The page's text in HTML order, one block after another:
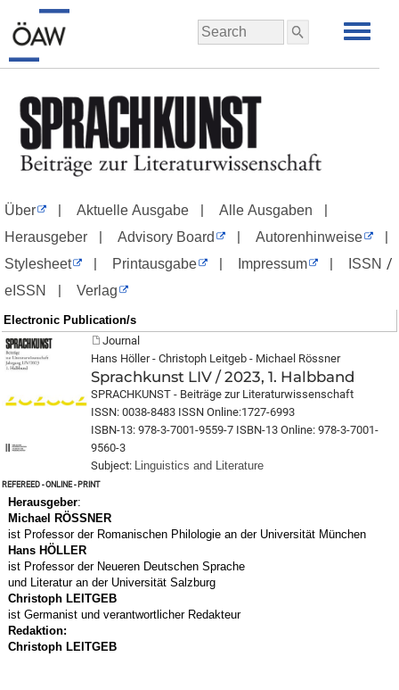
Über | Aktuelle Ausgabe | Alle Ausgaben |
Herausgeber | Advisory Board | Autorenhinweise |
Stylesheet | Printausgabe | Impressum | ISSN /
eISSN | Verlag
Electronic Publication/s
Journal
Hans Höller - Christoph Leitgeb - Michael Rössner
Sprachkunst LIV / 2023, 1. Halbband
SPRACHKUNST - Beiträge zur Literaturwissenschaft
ISSN: 0038-8483 ISSN Online:1727-6993
ISBN-13: 978-3-7001-9559-7 ISBN-13 Online: 978-3-7001-
9560-3
Subject:
Linguistics and Literature
Refereed - online - print
Herausgeber:
Michael RÖSSNER
ist Professor der Romanischen Philologie an der Universität München
Hans HÖLLER
ist Professor der Neueren Deutschen Sprache
und Literatur an der Universität Salzburg
Christoph LEITGEB
ist Germanist und verantwortlicher Redakteur
Redaktion:
Christoph LEITGEB